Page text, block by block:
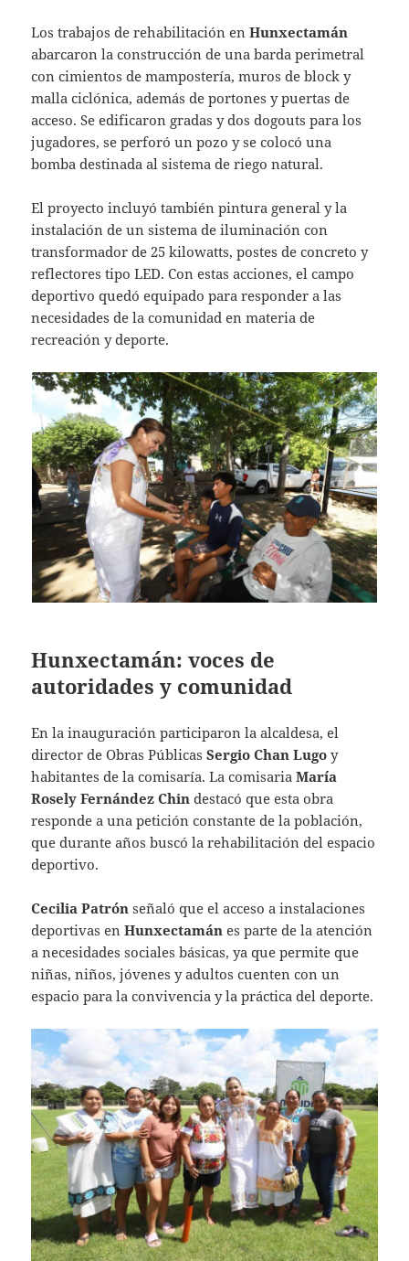
Los trabajos de rehabilitación enHunxectamán
abarcaron la construcción de una barda perimetral
con cimientos de mampostería, muros de block y
malla ciclónica, además de portones y puertas de
acceso. Se edificaron gradas y dos dogouts para los
jugadores, se perforó un pozo y se colocó una
bomba destinada al sistema de riego natural.
El proyecto incluyó también pintura general y la
instalación de un sistema de iluminación con
transformador de 25 kilowatts, postes de concreto y
reflectores tipo LED. Con estas acciones, el campo
deportivo quedó equipado para responder a las
necesidades de la comunidad en materia de
recreación y deporte.
Hunxectamán: voces de
autoridades y comunidad
En la inauguración participaron la alcaldesa, el
director de Obras PúblicasSergio Chan Lugo y
habitantes de la comisaría. La comisariaMaría
Rosely Fernández Chin destacó que esta obra
responde a una petición constante de la población,
que durante años buscó la rehabilitación del espacio
deportivo.
Cecilia Patrón señaló que el acceso a instalaciones
deportivas enHunxectamán es parte de la atención
a necesidades sociales básicas, ya que permite que
niñas, niños, jóvenes y adultos cuenten con un
espacio para la convivencia y la práctica del deporte.